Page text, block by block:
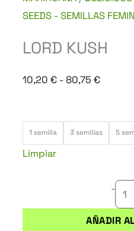
SEEDS - SEMILLAS
LORD KUSH
10,20 € -80,75 €Rango
desde
80,75 €
1 semilla 3 semillas 5
Limpiar
-
AÑADIR